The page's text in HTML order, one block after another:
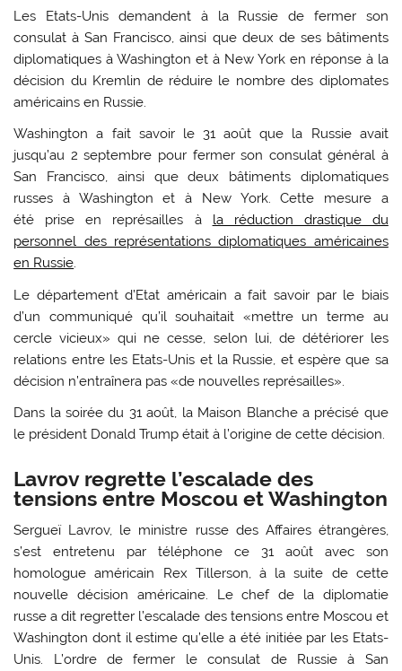
Les Etats-Unis demandent à la Russie de fermer son
consulat à San Francisco, ainsi que deux de ses bâtiments
diplomatiques à Washington et à New York en réponse à la
décision du Kremlin de réduire le nombre des diplomates
américains en Russie.
Washington a fait savoir le 31 août que la Russie avait
jusqu’au 2 septembre pour fermer son consulat général à
San Francisco, ainsi que deux bâtiments diplomatiques
russes à Washington et à New York. Cette mesure a
été prise en représailles à la réduction drastique du
personnel des représentations diplomatiques américaines
en Russie.
Le département d’Etat américain a fait savoir par le biais
d’un communiqué qu’il souhaitait «mettre un terme au
cercle vicieux» qui ne cesse, selon lui, de détériorer les
relations entre les Etats-Unis et la Russie, et espère que sa
décision n’entraînera pas «de nouvelles représailles».
Dans la soirée du 31 août, la Maison Blanche a précisé que
le président Donald Trump était à l’origine de cette décision.
Lavrov regrette l’escalade des
tensions entre Moscou et Washington
Sergueï Lavrov, le ministre russe des Affaires étrangères,
s’est entretenu par téléphone ce 31 août avec son
homologue américain Rex Tillerson, à la suite de cette
nouvelle décision américaine. Le chef de la diplomatie
russe a dit regretter l’escalade des tensions entre Moscou et
Washington dont il estime qu’elle a été initiée par les Etats-
Unis. L’ordre de fermer le consulat de Russie à San